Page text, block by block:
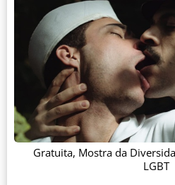
Gratuita, Mostra da
LGBT